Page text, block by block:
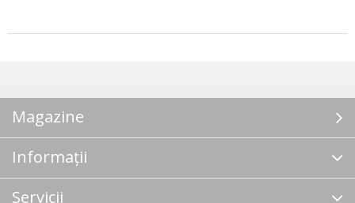
Magazine
Informații
Servicii